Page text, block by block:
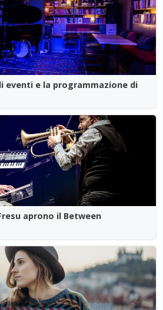
eventi e la programmazione di
aprono il Between